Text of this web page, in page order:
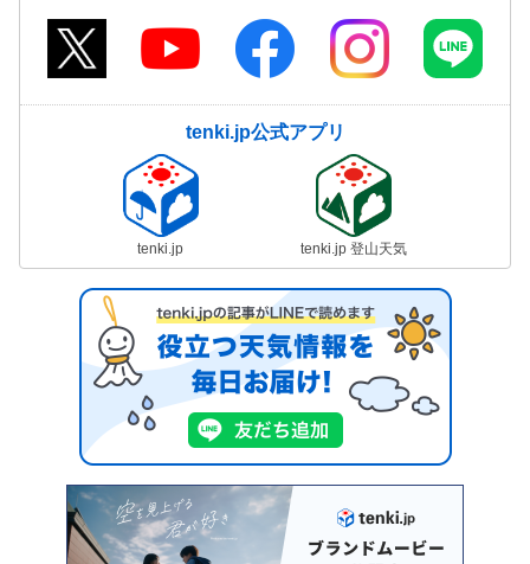
tenki.jp公式アプリ
tenki.jp tenki.jp 登山天気